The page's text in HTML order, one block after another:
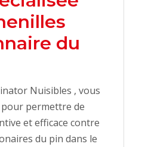
du
Nuisibles , vous
permettre de
et efficace contre
du pin dans le